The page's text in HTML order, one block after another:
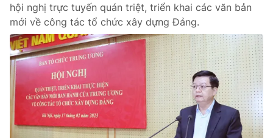
hội nghị trực tuyến quán triệt, triển khai các văn bản
mới về công tác tổ chức xây dựng Đảng.